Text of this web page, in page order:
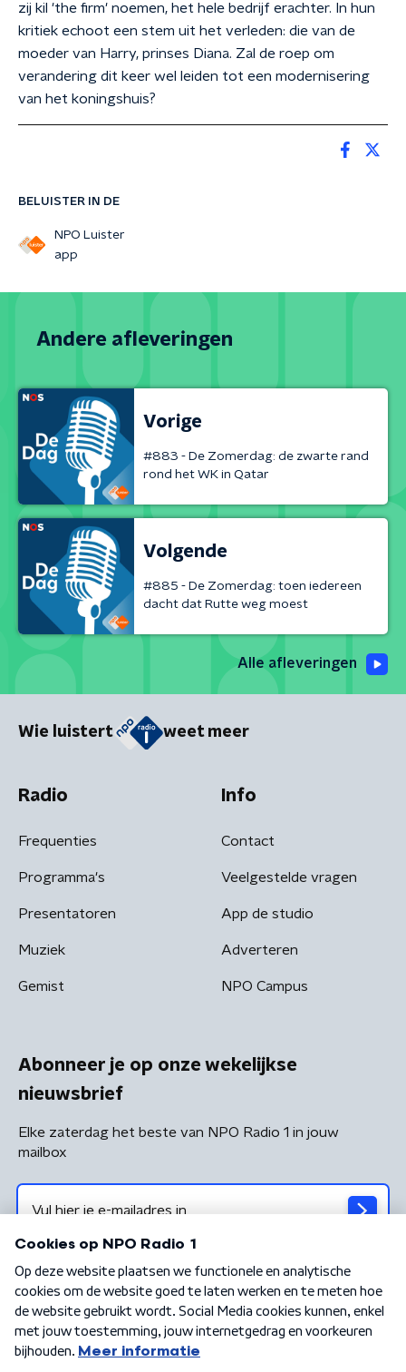
BELUISTER IN DE
NPO Luister
app
zij kil 'the firm' noemen, het hele bedrijf erachter. In hun
kritiek echoot een stem uit het verleden: die van de
moeder van Harry, prinses Diana. Zal de roep om
verandering dit keer wel leiden tot een modernisering
van het koningshuis?
Andere afleveringen
Vorige
#883 - De Zomerdag: de zwarte rand
rond het WK in Qatar
Volgende
#885 - De Zomerdag: toen iedereen
dacht dat Rutte weg moest
Alle afleveringen
Wie luistert weet meer
Radio
Frequenties
Programma's
Presentatoren
Muziek
Gemist
Info
Contact
Veelgestelde vragen
App de studio
Adverteren
NPO Campus
Abonneer je op onze wekelijkse
nieuwsbrief
Elke zaterdag het beste van NPO Radio 1 in jouw
mailbox
Algemene voorwaarden